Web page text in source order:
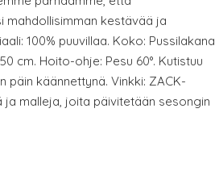
mahdollisimman kestävää ja
100% puuvillaa. Koko: Pussilakana
cm. Hoito-ohje: Pesu 60°. Kutistuu
päin käännettynä. Vinkki: ZACK-
malleja, joita päivitetään sesongin